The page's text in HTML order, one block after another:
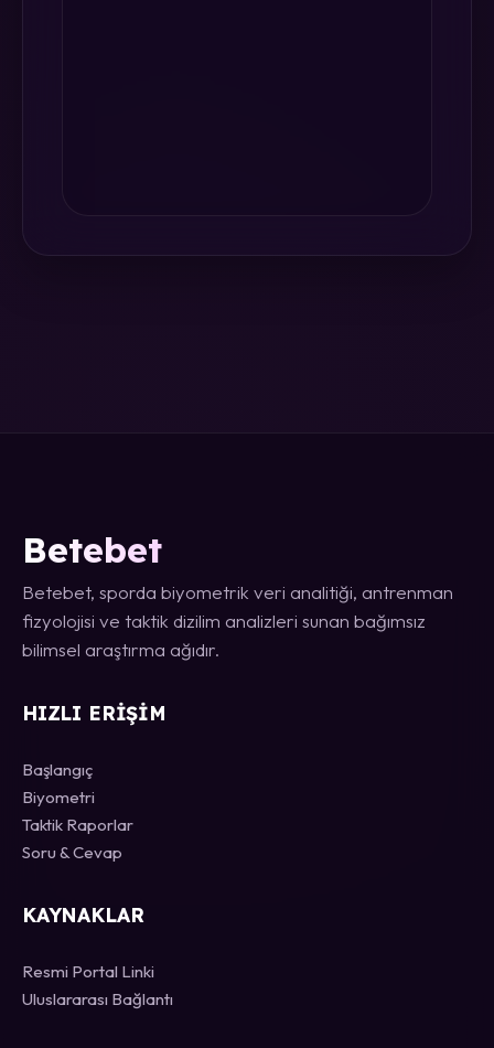
Betebet
Betebet, sporda biyometrik veri analitiği, antrenman
fizyolojisi ve taktik dizilim analizleri sunan bağımsız
bilimsel araştırma ağıdır.
HIZLI ERIŞIM
Başlangıç
Biyometri
Taktik Raporlar
Soru & Cevap
KAYNAKLAR
Resmi Portal Linki
Uluslararası Bağlantı